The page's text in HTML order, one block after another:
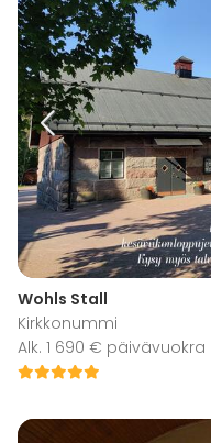
Wohls Stall
Kirkkonummi
Alk. 1 690 € päivävuokra